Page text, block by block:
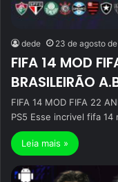
dede 23 de agosto
FIFA 14 MOD
BRASILEIRÃO
FIFA 14 MOD FIFA 22
PS5 Esse incrivel fifa
Leia mais »